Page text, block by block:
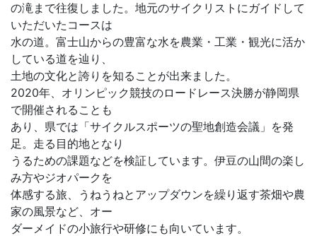
の滝まで往復しました。地元のサイクリストにガイドして
いただいたコースは
水の道。富士山からの豊富な水を農業・工業・観光に活か
している道を辿り、
土地の文化と誇りを知ることが出来ました。
2020年、オリンピック競技のロードレース決勝が静岡県
で開催されることも
あり、県では「サイクルスポーツの聖地創造会議」を発
足。走る目的地となり
うるための課題などを検証しています。伊豆の山間の楽し
み方やジオパークを
体感する旅、うねうねとアップダウンを繰り返す茶畑や農
家の風景など、オー
ダーメイドの小旅行や研修にも向いています。